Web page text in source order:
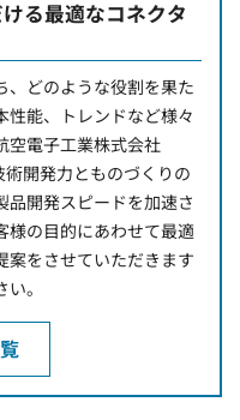
る最適なコネクタ
、どのような役割を果た
性能、トレンドなど様々
空電子工業株式会社
術開発力とものづくりの
品開発スピードを加速さ
様の目的にあわせて最適
案をさせていただきます
。